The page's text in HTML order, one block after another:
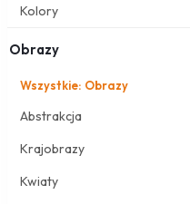
Kolory
Obrazy
Wszystkie: Obrazy
Abstrakcja
Krajobrazy
Kwiaty